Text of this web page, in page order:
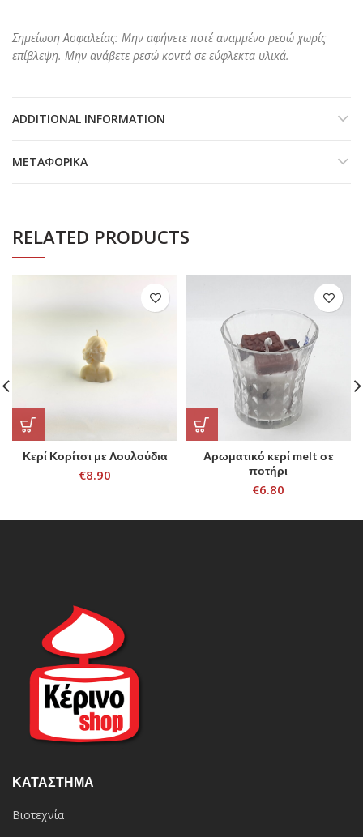
Σημείωση Ασφαλείας: Μην αφήνετε ποτέ αναμμένο ρεσώ χωρίς
επίβλεψη. Μην ανάβετε ρεσώ κοντά σε εύφλεκτα υλικά.
ADDITIONAL INFORMATION
ΜΕΤΑΦΟΡΙΚΆ
RELATED PRODUCTS
Κερί Κορίτσι με Λουλούδια
€8.90
Αρωματικό κερί melt σε
ποτήρι
€6.80
ΚΑΤΆΣΤΗΜΑ
Βιοτεχνία